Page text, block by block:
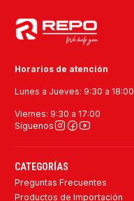
Horarios de atención
Lunes a Jueves: 9:30 a 18:00
Viernes: 9:30 a 17:00
Síguenos
CATEGORÍAS
Preguntas Frecuentes
Productos de Importación